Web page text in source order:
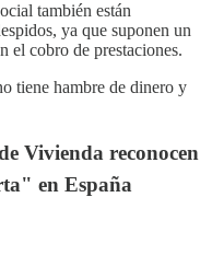
también están
ya que suponen un
el cobro de prestaciones.
tiene hambre de dinero y
Vivienda reconocen
en España